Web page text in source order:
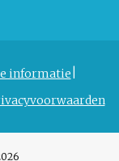
informatie